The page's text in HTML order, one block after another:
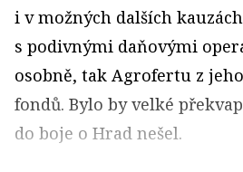
i v možných dalších
s podivnými daňovými
osobně, tak Agrofertu z
fondů. Bylo by velké
do boje o Hrad nešel.